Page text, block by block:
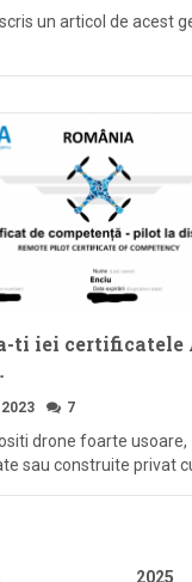
un articol de acest
ti iei certificatele
7
drone foarte usoare,
sau construite privat
2025